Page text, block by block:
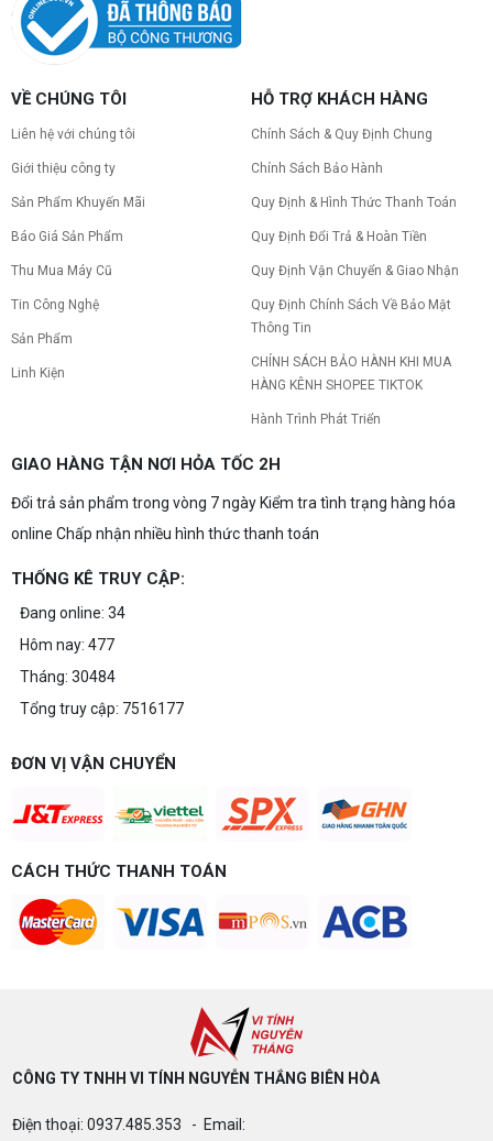
Tình trạng PC gaming nóng quạt kêu to khiến
máy giật lag, giảm tuổi thọ? Tìm hiểu ngay
nguyên nhân và cách khắc phục hiệu quả để máy
CPU AMD Ryzen 7 7700X3D full box mới
ra mắt: Nhanh, Mạnh, Giá tốt
CPU AMD Ryzen 7 7700X3D chính thức ra mắt
hiệu năng chơi game vượt trội. Khám phá chi tiết
10 Nguyên nhân khiến PC gaming bị tụt
FPS thường gặp
10 nguyên nhân khiến máy tụt FPS khi chơi game
và cách kiểm tra, khắc phục từng bước tại Vi Tính
Nguyễn Thắng.
NVIDIA Hoãn Ra Mắt Dòng RTX 50
SUPER: Card Đã Tới Tay Đối Tác Nhưng
"Mắc Kẹt" Vì Giá RAM GDDR7 3GB
NVIDIA đột ngột tạm hoãn ra mắt dòng card đồ
bến nhà máy của các đối tác. Nguyên nhân chính
nhớ GDDR7 3GB, khi chi phí cao gấp 3 lần so với
phiên bản 2GB tiêu chuẩn. Cùng khám phá chi tiết
NVIDIA và lời khuyên mua sắm dành cho game
thủ vào lúc này!
Build PC gaming 30 triệu: Cấu hình
Bạn đang tìm cấu hình build PC gaming 30 triệu
siêu mạnh mẽ? Xem ngay gợi ý những bộ máy
Build PC gaming 15 triệu chơi được
dễ nâng cấp CPU/VGA sau này, tư vấn miễn phí
theo đúng ngân sách.
đến 40 triệu
cách phân bổ CPU, GPU, RAM hợp lý, chọn
Intel/AMD và tránh sai tương thích. Tư vấn miễn
phí tại Vi tính Nguyễn Thắng.
GIGABYTE & INTEL CORE ULTRA 200S
PLUS – NHẬN VOUCHER ĐẾN 800K
quyền ( Vi tính Nguyễn Thắng)
VỀ CHÚNG TÔI
Liên hệ với chúng tôi
Giới thiệu công ty
Sản Phẩm Khuyến Mãi
Báo Giá Sản Phẩm
Thu Mua Máy Cũ
Tin Công Nghệ
Sản Phẩm
Linh Kiện
HỖ TRỢ KHÁCH HÀNG
Chính Sách & Quy Định Chung
Chính Sách Bảo Hành
Quy Định & Hình Thức Thanh Toán
Quy Định Đổi Trả & Hoàn Tiền
Quy Định Vận Chuyển & Giao Nhận
Quy Định Chính Sách Về Bảo Mật
Thông Tin
CHÍNH SÁCH BẢO HÀNH KHI MUA
HÀNG KÊNH SHOPEE TIKTOK
Hành Trình Phát Triển
GIAO HÀNG TẬN NƠI HỎA TỐC 2H
Đổi trả sản phẩm trong vòng 7 ngày Kiểm tra tình trạng hàng hóa
online Chấp nhận nhiều hình thức thanh toán
THỐNG KÊ TRUY CẬP:
Đang online: 34
Hôm nay: 477
Tháng: 30484
Tổng truy cập: 7516177
ĐƠN VỊ VẬN CHUYỂN
CÁCH THỨC THANH TOÁN
CÔNG TY TNHH VI TÍNH NGUYỄN THẮNG BIÊN HÒA​
Điện thoại: 0937.485.353 - Email: